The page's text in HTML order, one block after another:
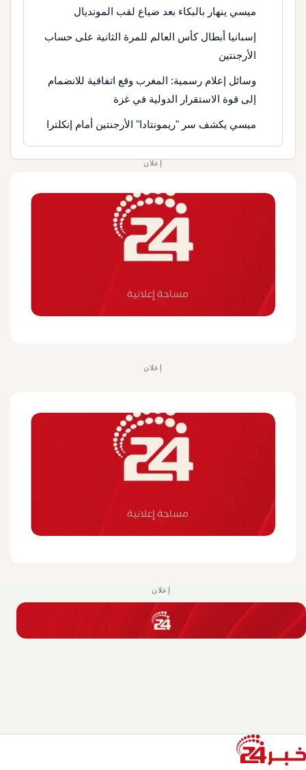
ميسي ينهار بالبكاء بعد ضياع لقب المونديال
إسبانيا أبطال كأس العالم للمرة الثانية على حساب
الأرجنتين
وسائل إعلام رسمية: المغرب وقع اتفاقية للانضمام
إلى قوة الاستقرار الدولية في غزة
ميسي يكشف سر "ريمونتادا" الأرجنتين أمام إنكلترا
إعلان
إعلان
إعلان